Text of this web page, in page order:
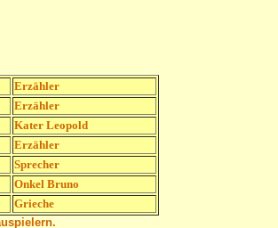
Erzähler
Erzähler
Kater Leopold
Erzähler
Sprecher
Onkel Bruno
Grieche